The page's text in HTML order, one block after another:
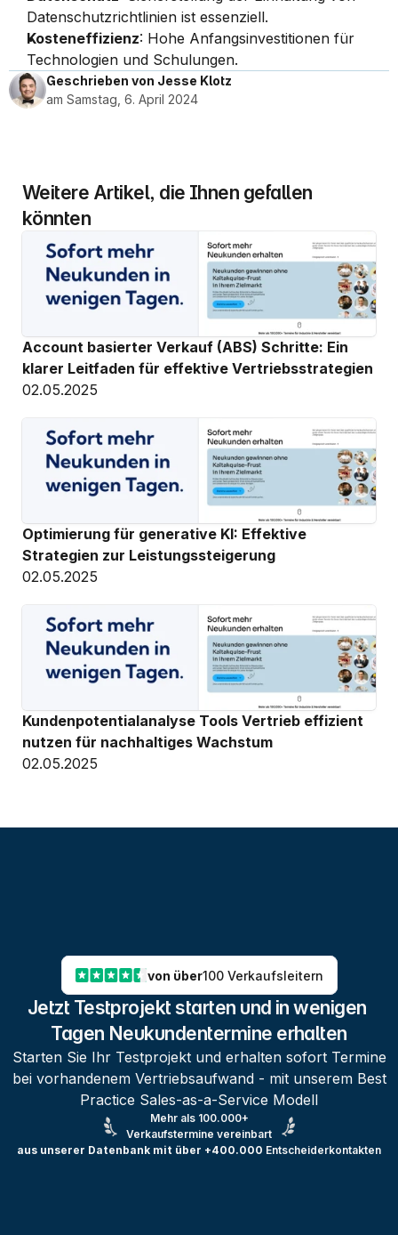
Datenschutzrichtlinien ist essenziell.
Kosteneffizienz: Hohe Anfangsinvestitionen für
Technologien und Schulungen.
Geschrieben von Jesse Klotz
am Samstag, 6. April 2024
Weitere Artikel, die Ihnen gefallen
könnten
Account basierter Verkauf (ABS) Schritte: Ein
klarer Leitfaden für effektive Vertriebsstrategien
02.05.2025
Optimierung für generative KI: Effektive
Strategien zur Leistungssteigerung
02.05.2025
Kundenpotentialanalyse Tools Vertrieb effizient
nutzen für nachhaltiges Wachstum
02.05.2025
von über100 Verkaufsleitern
Jetzt Testprojekt starten und in wenigen
Tagen Neukundentermine erhalten
Starten Sie Ihr Testprojekt und erhalten sofort Termine
bei vorhandenem Vertriebsaufwand - mit unserem Best
Practice Sales-as-a-Service Modell
Mehr als 100.000+
Verkaufstermine vereinbart
aus unserer Datenbank mit über +400.000 Entscheiderkontakten